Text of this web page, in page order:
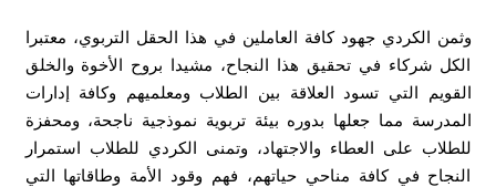
وثمن الكردي جهود كافة العاملين في هذا الحقل التربوي، معتبرا
الكل شركاء في تحقيق هذا النجاح، مشيدا بروح الأخوة والخلق
القويم التي تسود العلاقة بين الطلاب ومعلميهم وكافة إدارات
المدرسة مما جعلها بدوره بيئة تربوية نموذجية ناجحة، ومحفزة
للطلاب على العطاء والاجتهاد، وتمنى الكردي للطلاب استمرار
النجاح في كافة مناحي حياتهم، فهم وقود الأمة وطاقاتها التي